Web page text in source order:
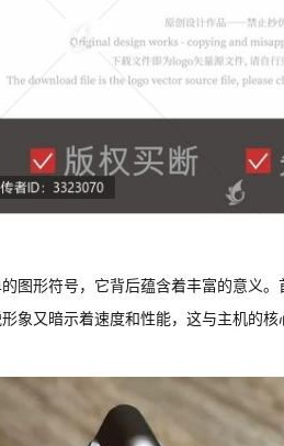
图形符号，它背后蕴含着丰富的意义
象又暗示着速度和性能，这与主机的